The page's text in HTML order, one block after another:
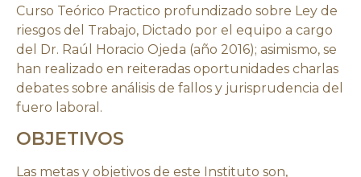
Curso Teórico Practico profundizado sobre Ley de
riesgos del Trabajo, Dictado por el equipo a cargo
del Dr. Raúl Horacio Ojeda (año 2016); asimismo, se
han realizado en reiteradas oportunidades charlas
debates sobre análisis de fallos y jurisprudencia del
fuero laboral.
OBJETIVOS
Las metas y objetivos de este Instituto son,